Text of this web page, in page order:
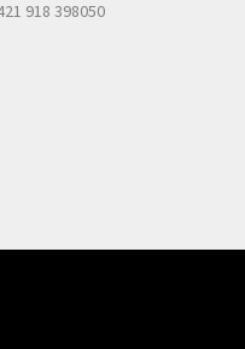
918 398050